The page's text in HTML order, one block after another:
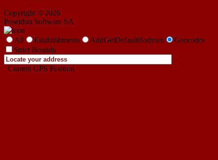
Copyright © 2026
Poseidon Software SA
All Establishments AddGetDefaultBodyses
Geocodes
Strict Bounds
Current GPS Position